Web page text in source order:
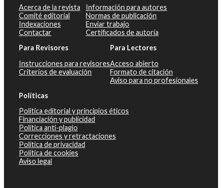
Acerca de la revista
Comité editorial
Indexaciones
Contactar
Información para autores
Normas de publicación
Enviar trabajo
Certificados de autoría
Para Revisores
Instrucciones para revisores
Criterios de evaluación
Para Lectores
Acceso abierto
Formato de citación
Aviso para no profesionales
Políticas
Política editorial y principios éticos
Financiación y publicidad
Política anti-plagio
Correcciones y retractaciones
Política de privacidad
Política de cookies
Aviso legal